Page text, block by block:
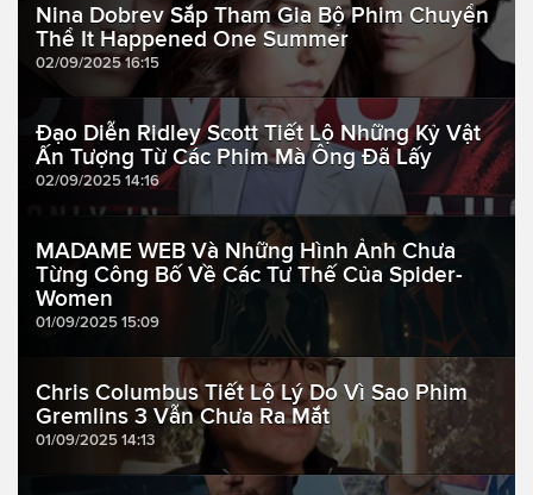
Nina Dobrev Sắp Tham Gia Bộ Phim Chuyển
Thể It Happened One Summer
02/09/2025 16:15
Đạo Diễn Ridley Scott Tiết Lộ Những Kỷ Vật
Ấn Tượng Từ Các Phim Mà Ông Đã Lấy
02/09/2025 14:16
MADAME WEB Và Những Hình Ảnh Chưa
Từng Công Bố Về Các Tư Thế Của Spider-
Women
01/09/2025 15:09
Chris Columbus Tiết Lộ Lý Do Vì Sao Phim
Gremlins 3 Vẫn Chưa Ra Mắt
01/09/2025 14:13